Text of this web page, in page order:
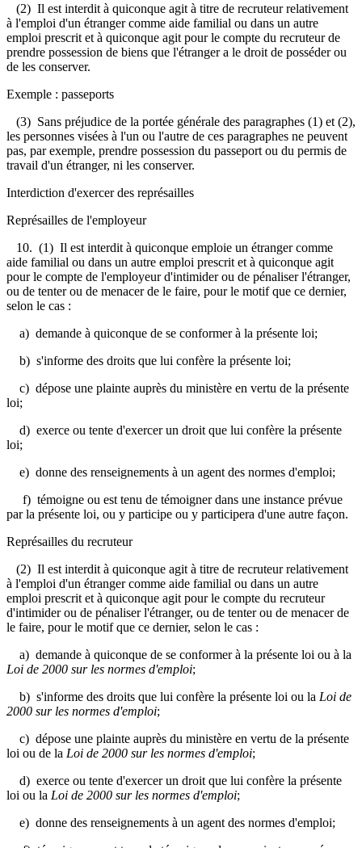
(2) Il est interdit à quiconque agit à titre de recruteur relativement
à l'emploi d'un étranger comme aide familial ou dans un autre
emploi prescrit et à quiconque agit pour le compte du recruteur de
prendre possession de biens que l'étranger a le droit de posséder ou
de les conserver.
Exemple : passeports
(3) Sans préjudice de la portée générale des paragraphes (1) et (2),
les personnes visées à l'un ou l'autre de ces paragraphes ne peuvent
pas, par exemple, prendre possession du passeport ou du permis de
travail d'un étranger, ni les conserver.
Interdiction d'exercer des représailles
Représailles de l'employeur
10. (1) Il est interdit à quiconque emploie un étranger comme
aide familial ou dans un autre emploi prescrit et à quiconque agit
pour le compte de l'employeur d'intimider ou de pénaliser l'étranger,
ou de tenter ou de menacer de le faire, pour le motif que ce dernier,
selon le cas :
a) demande à quiconque de se conformer à la présente loi;
b) s'informe des droits que lui confère la présente loi;
c) dépose une plainte auprès du ministère en vertu de la présente
loi;
d) exerce ou tente d'exercer un droit que lui confère la présente
loi;
e) donne des renseignements à un agent des normes d'emploi;
f) témoigne ou est tenu de témoigner dans une instance prévue
par la présente loi, ou y participe ou y participera d'une autre façon.
Représailles du recruteur
(2) Il est interdit à quiconque agit à titre de recruteur relativement
à l'emploi d'un étranger comme aide familial ou dans un autre
emploi prescrit et à quiconque agit pour le compte du recruteur
d'intimider ou de pénaliser l'étranger, ou de tenter ou de menacer de
le faire, pour le motif que ce dernier, selon le cas :
a) demande à quiconque de se conformer à la présente loi ou à la
Loi de 2000 sur les normes d'emploi;
b) s'informe des droits que lui confère la présente loi ou la Loi de
2000 sur les normes d'emploi;
c) dépose une plainte auprès du ministère en vertu de la présente
loi ou de la Loi de 2000 sur les normes d'emploi;
d) exerce ou tente d'exercer un droit que lui confère la présente
loi ou la Loi de 2000 sur les normes d'emploi;
e) donne des renseignements à un agent des normes d'emploi;